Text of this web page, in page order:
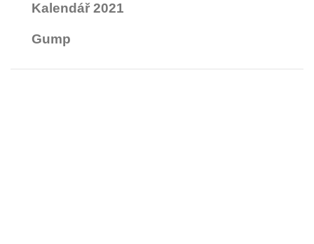
Kalendář 2021
Gump